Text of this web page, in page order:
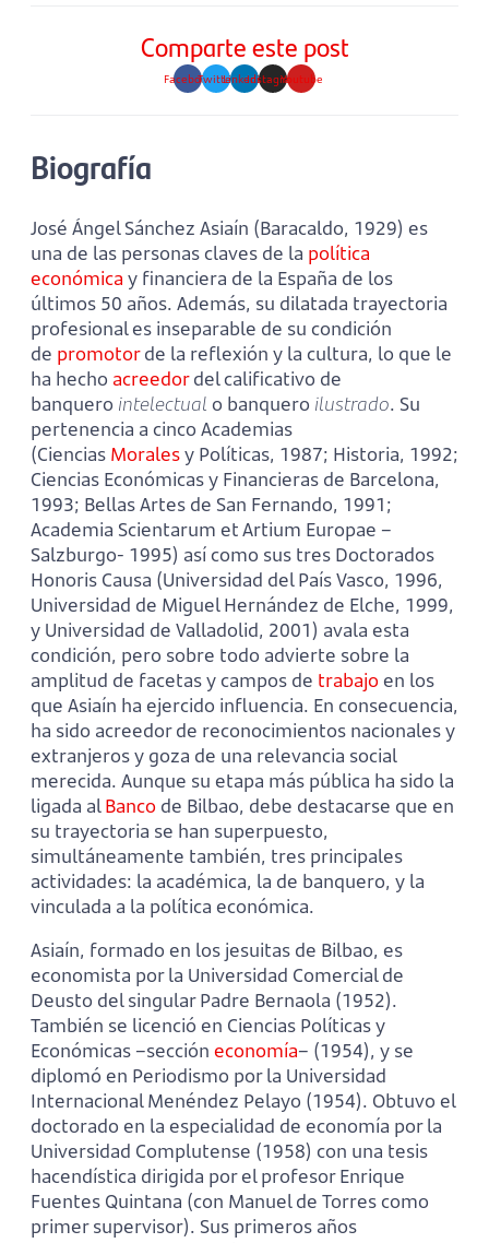
Comparte este post
FacebookTwitterLinkedinInstagramYoutube
Biografía
José Ángel Sánchez Asiaín (Baracaldo, 1929) es
una de las personas claves de la política
económica y financiera de la España de los
últimos 50 años. Además, su dilatada trayectoria
profesional es inseparable de su condición
de promotorde la reflexión y la cultura, lo que le
ha hecho acreedordel calificativo de
banquero intelectual o banquero ilustrado. Su
pertenencia a cinco Academias
(Ciencias Moralesy Políticas, 1987; Historia, 1992;
Ciencias Económicas y Financieras de Barcelona,
1993; Bellas Artes de San Fernando, 1991;
Academia Scientarum et Artium Europae –
Salzburgo- 1995) así como sus tres Doctorados
Honoris Causa (Universidad del País Vasco, 1996,
Universidad de Miguel Hernández de Elche, 1999,
y Universidad de Valladolid, 2001) avala esta
condición, pero sobre todo advierte sobre la
amplitud de facetas y campos de trabajoen los
que Asiaín ha ejercido influencia. En consecuencia,
ha sido acreedor de reconocimientos nacionales y
extranjeros y goza de una relevancia social
merecida. Aunque su etapa más pública ha sido la
ligada alBanco de Bilbao, debe destacarse que en
su trayectoria se han superpuesto,
simultáneamente también, tres principales
actividades: la académica, la de banquero, y la
vinculada a la política económica.
Asiaín, formado en los jesuitas de Bilbao, es
economista por la Universidad Comercial de
Deusto del singular Padre Bernaola (1952).
También se licenció en Ciencias Políticas y
Económicas –sección economía– (1954), y se
diplomó en Periodismo por la Universidad
Internacional Menéndez Pelayo (1954). Obtuvo el
doctorado en la especialidad de economía por la
Universidad Complutense (1958) con una tesis
hacendística dirigida por el profesor Enrique
Fuentes Quintana (con Manuel de Torres como
primer supervisor). Sus primeros años